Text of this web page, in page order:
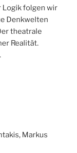
Logik folgen wir
Denkwelten
theatrale
Realität.
Markus